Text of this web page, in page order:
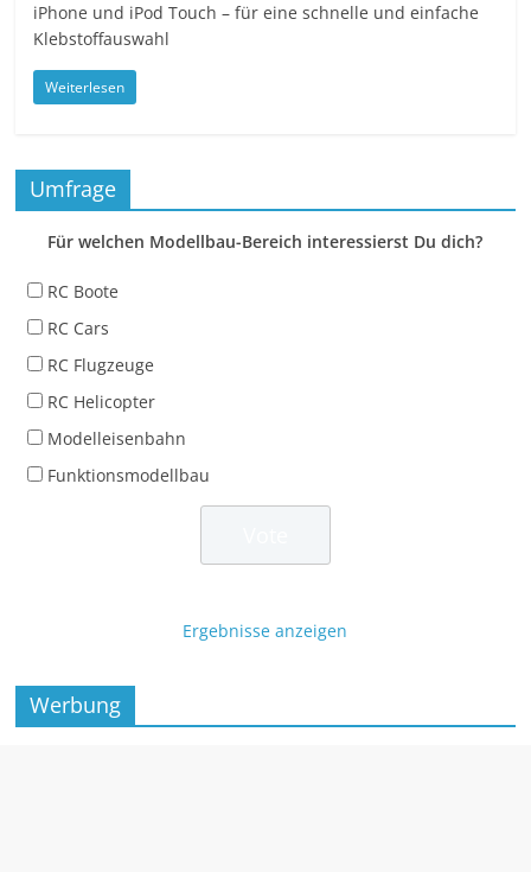
iPhone und iPod Touch – für eine schnelle und einfache
Klebstoffauswahl
Weiterlesen
Umfrage
Für welchen Modellbau-Bereich interessierst Du dich?
RC Boote
RC Cars
RC Flugzeuge
RC Helicopter
Modelleisenbahn
Funktionsmodellbau
Ergebnisse anzeigen
Werbung